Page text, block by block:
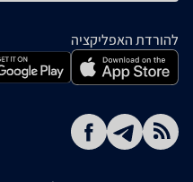
להורדת האפליקציה